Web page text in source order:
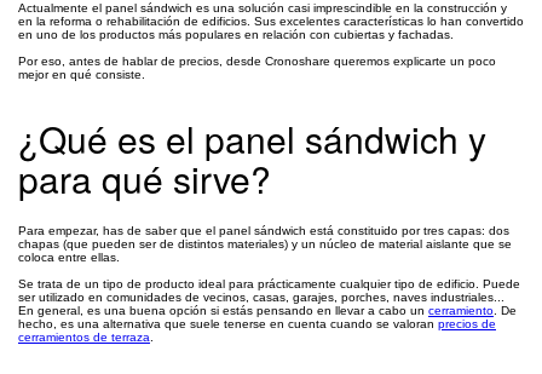
Actualmente el panel sándwich es una solución casi imprescindible en la construcción y
en la reforma o rehabilitación de edificios. Sus excelentes características lo han convertido
en uno de los productos más populares en relación con cubiertas y fachadas.
Por eso, antes de hablar de precios, desde Cronoshare queremos explicarte un poco
mejor en qué consiste.
¿Qué es el panel sándwich y
para qué sirve?
Para empezar, has de saber que el panel sándwich está constituido por tres capas: dos
chapas (que pueden ser de distintos materiales) y un núcleo de material aislante que se
coloca entre ellas.
Se trata de un tipo de producto ideal para prácticamente cualquier tipo de edificio. Puede
ser utilizado en comunidades de vecinos, casas, garajes, porches, naves industriales...
En general, es una buena opción si estás pensando en llevar a cabo un cerramiento . De
hecho, es una alternativa que suele tenerse en cuenta cuando se valoran precios de
cerramientos de terraza